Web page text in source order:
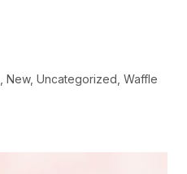
New Uncategorized Waffle